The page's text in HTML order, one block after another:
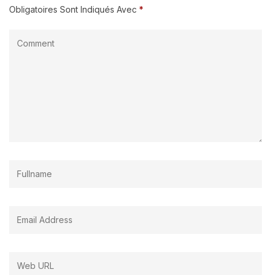
Obligatoires Sont Indiqués Avec *